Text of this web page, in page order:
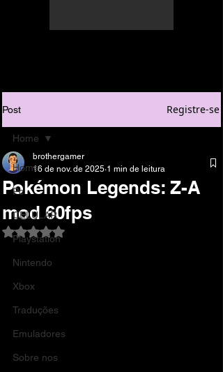
Post Registre-se
Home
Pc
CELULAR
Playstation
Nintendo
Xbox
Traduções
Emuladores
Sobre nos
Home
Pokémon Legends: Z-A
mod 60fps
brothergamer
16 de nov. de 2025 1 min de leitura
Avaliado com NaN de 5 estrelas.